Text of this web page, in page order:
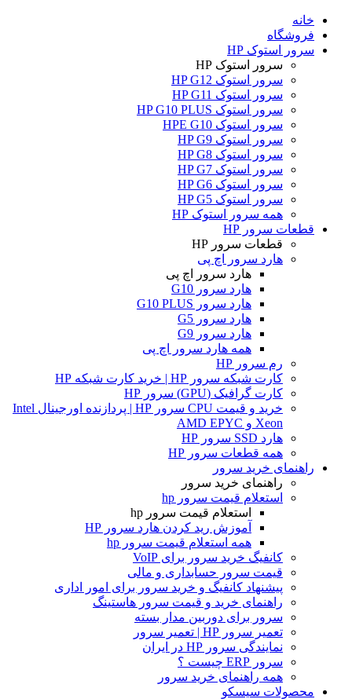
خانه
فروشگاه
سرور استوک HP
سرور استوک HP
سرور استوک HP G12
سرور استوک HP G11
سرور استوک HP G10 PLUS
سرور استوک HPE G10
سرور استوک HP G9
سرور استوک HP G8
سرور استوک HP G7
سرور استوک HP G6
سرور استوک HP G5
همه سرور استوک HP
قطعات سرور HP
قطعات سرور HP
هارد سرور اچ پی
هارد سرور اچ پی
هارد سرور G10
هارد سرور G10 PLUS
هارد سرور G5
هارد سرور G9
همه هارد سرور اچ پی
رم سرور HP
کارت شبکه سرور HP | خرید کارت شبکه HP
کارت گرافیک (GPU) سرور HP
خرید و قیمت CPU سرور HP | پردازنده اورجینال Intel
Xeon و AMD EPYC
هارد SSD سرور HP
همه قطعات سرور HP
راهنمای خرید سرور
راهنمای خرید سرور
استعلام قیمت سرور hp
استعلام قیمت سرور hp
آموزش ريد كردن هارد سرور HP
همه استعلام قیمت سرور hp
کانفیگ خرید سرور برای VoIP
قیمت سرور حسابداری و مالی
پیشنهاد کانفیگ و خرید سرور برای امور اداری
راهنمای خرید و قیمت سرور هاستینگ
سرور برای دوربین مدار بسته
تعمیر سرور HP | تعمیر سرور
نمایندگی سرور HP در ایران
سرور ERP چیست ؟
همه راهنمای خرید سرور
محصولات سیسکو